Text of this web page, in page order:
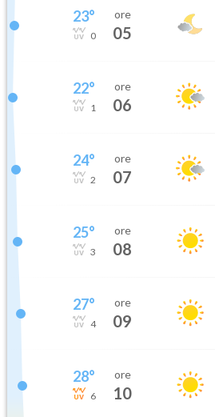
23°
0
ore
05
22°
1
ore
06
24°
2
ore
07
25°
3
ore
08
27°
4
ore
09
28°
6
ore
10